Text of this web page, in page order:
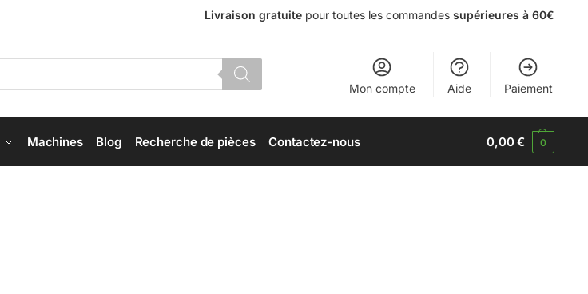
Livraison gratuite pour toutes les commandessupérieures à 60€
Mon compte Aide Paiement
Machines Blog Recherche de pièces Contactez-nous 0,00€ 0